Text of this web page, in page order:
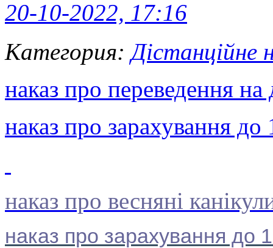
20-10-2022, 17:16
Категория:Дістанційне
наказ про переведення
наказ про зарахування до
наказ про весняні
наказ про зарахування до